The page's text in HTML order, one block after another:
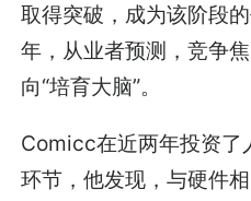
取得突破，成为该阶段
年，从业者预测，竞争
向“培育大脑”。
Comicc在近两年投资了
环节，他发现，与硬件